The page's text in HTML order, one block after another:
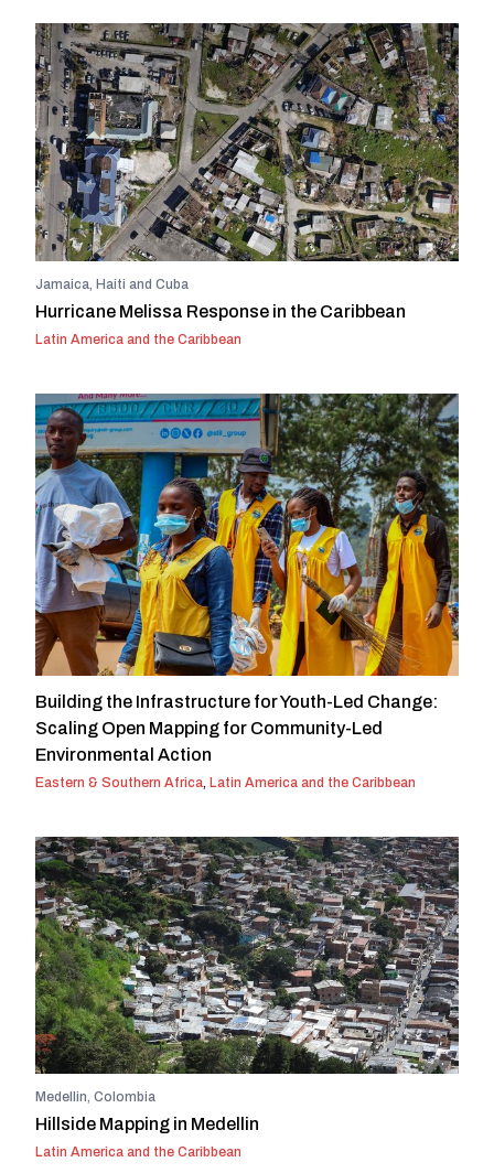
Jamaica, Haiti and Cuba
Hurricane Melissa Response in the Caribbean
Latin America and the Caribbean
Building the Infrastructure for Youth-Led Change:
Scaling Open Mapping for Community-Led
Environmental Action
Eastern & Southern Africa, Latin America and the Caribbean
Medellin, Colombia
Hillside Mapping in Medellin
Latin America and the Caribbean